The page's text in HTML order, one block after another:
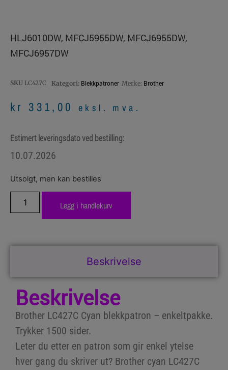
HLJ6010DW, MFCJ5955DW, MFCJ6955DW,
MFCJ6957DW
SKU LC427C Kategori: Blekkpatroner Merke: Brother
kr 331,00 eksl. mva.
Estimert leveringsdato ved bestilling:
10.07.2026
Utsolgt, men kan bestilles
Legg i handlekurv
Beskrivelse
Beskrivelse
Brother LC427C Cyan blekkpatron – enkeltpakke.
Trykker 1500 sider.
Leter du etter en patron som gir enkel ytelse
hver gang du skriver ut? Brother cyan LC427C